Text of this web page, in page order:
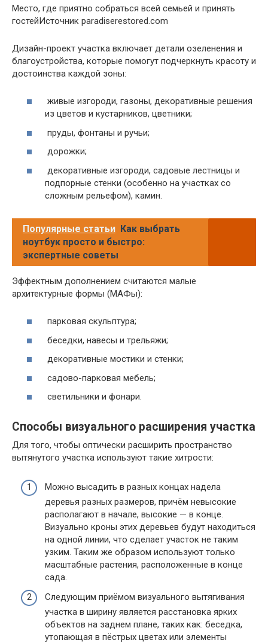
Место, где приятно собраться всей семьей и принять
гостейИсточник paradiserestored.com
Дизайн-проект участка включает детали озеленения и
благоустройства, которые помогут подчеркнуть красоту и
достоинства каждой зоны:
живые изгороди, газоны, декоративные решения
из цветов и кустарников, цветники;
пруды, фонтаны и ручьи;
дорожки;
декоративные изгороди, садовые лестницы и
подпорные стенки (особенно на участках со
сложным рельефом), камин.
Популярные статьи Как выбрать
ноутбук просто и быстро:
экспертные советы
Эффектным дополнением считаются малые
архитектурные формы (МАФы):
парковая скульптура;
беседки, навесы и трельяжи;
декоративные мостики и стенки;
садово-парковая мебель;
светильники и фонари.
Способы визуального расширения участка
Для того, чтобы оптически расширить пространство
вытянутого участка используют такие хитрости:
Можно высадить в разных концах надела
деревья разных размеров, причём невысокие
располагают в начале, высокие — в конце.
Визуально кроны этих деревьев будут находиться
на одной линии, что сделает участок не таким
узким. Таким же образом используют только
масштабные растения, расположенные в конце
сада.
Следующим приёмом визуального вытягивания
участка в ширину является расстановка ярких
объектов на заднем плане, таких как: беседка,
утопающая в пёстрых цветах или элементы